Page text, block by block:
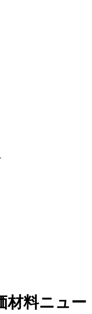
材料ニュー